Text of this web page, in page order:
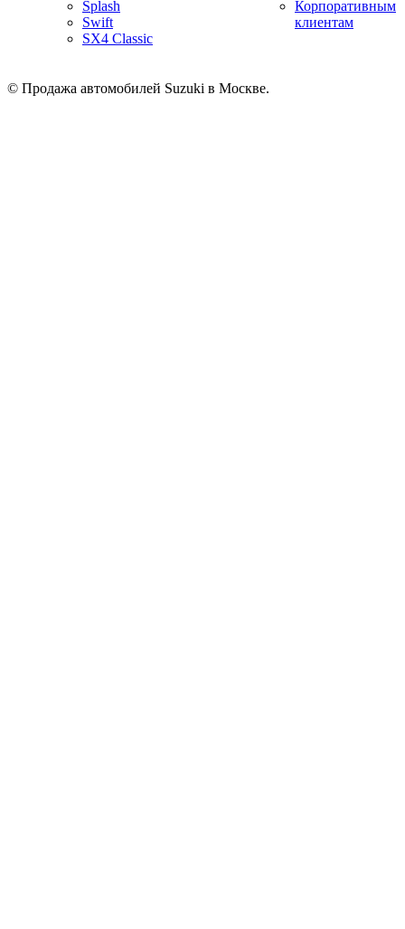
Splash
Swift
SX4 Classic
Корпоративным
клиентам
© Продажа автомобилей Suzuki в Москве.